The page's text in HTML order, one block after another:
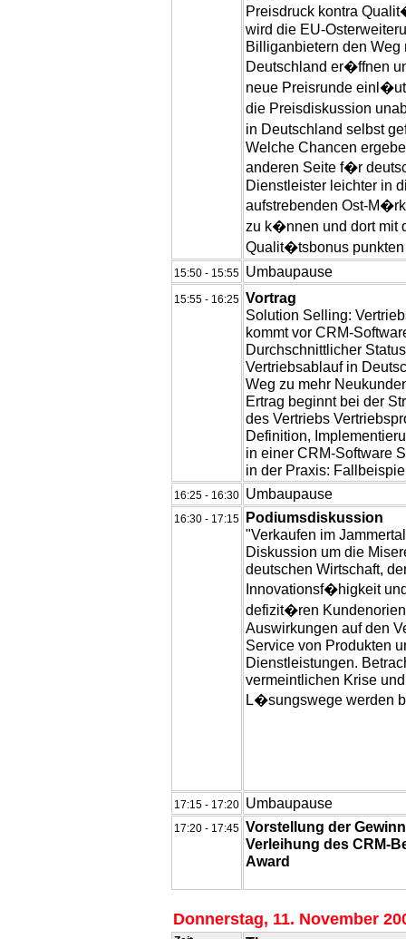
Preisdruck kontra
wird die EU-
Billiganbietern den Weg
Deutschland er�ffnen
neue Preisrunde
die Preisdiskussion
in Deutschland selbst
Welche Chancen
anderen Seite f�r
Dienstleister leichter in
aufstrebenden Ost-
zu k�nnen und dort mit
Qualit�tsbonus
15:50 - 15:55 Umbaupause
15:55 - 16:25 Vortrag
Solution Selling:
kommt vor CRM-
Durchschnittlicher
Vertriebsablauf in
Weg zu mehr
Ertrag beginnt bei der
des Vertriebs
Definition,
in einer CRM-Software
in der Praxis:
16:25 - 16:30 Umbaupause
16:30 - 17:15 Podiumsdiskussion
"Verkaufen im
Diskussion um die
deutschen Wirtschaft,
Innovationsf�higkeit
defizit�ren
Auswirkungen auf den
Service von Produkten
Dienstleistungen.
vermeintlichen Krise und
L�sungswege werden
17:15 - 17:20 Umbaupause
17:20 - 17:45 Vorstellung der
Verleihung des CRM-
Award
Donnerstag, 11. November